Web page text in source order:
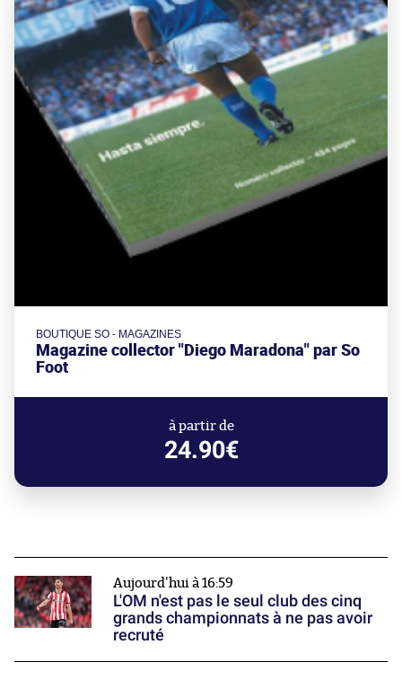
BOUTIQUE SO - MAGAZINES
Magazine collector "Diego Maradona" par So
Foot
à partir de
24.90€
Aujourd'hui à 16:59
L'OM n'est pas le seul club des cinq
grands championnats à ne pas avoir
recruté